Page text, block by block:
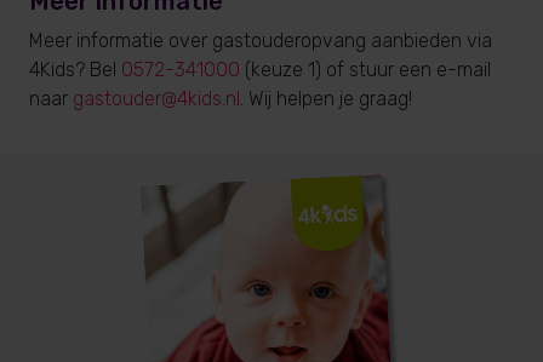
Meer informatie over gastouderopvang aanbieden via
4Kids? Bel 0572-341000 (keuze 1) of stuur een e-mail
naar gastouder@4kids.nl. Wij helpen je graag!